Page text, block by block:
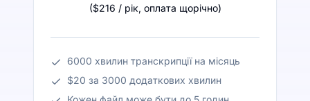
($216 / рік, оплата щорічно)
6000 хвилин транскрипції на місяць
$20 за 3000 додаткових хвилин